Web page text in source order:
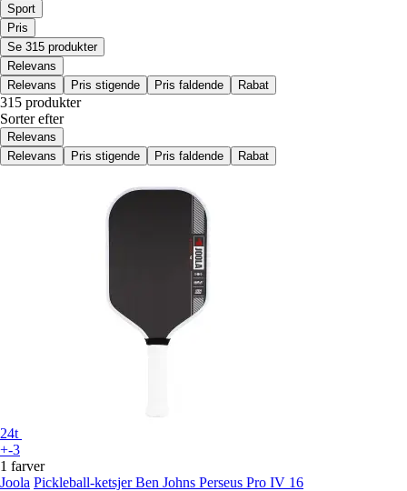
Sport
Pris
Se 315 produkter
Relevans
Relevans
Pris stigende Pris faldende Rabat
315 produkter
Sorter efter
Relevans
Relevans
Pris stigende Pris faldende Rabat
24t
+-3
1 farver
Joola Pickleball-ketsjer Ben Johns Perseus Pro IV 16